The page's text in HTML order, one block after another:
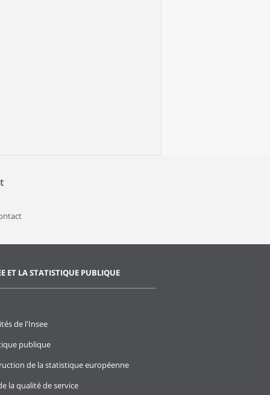
ET LA STATISTIQUE PUBLIQUE
de l'Insee
publique
de la statistique européenne
la qualité de service